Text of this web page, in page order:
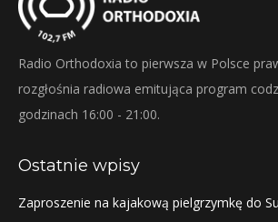
Radio Orthodoxia to pierwsza w Polsce
rozgłośnia radiowa emitująca program
godzinach 16:00 - 21:00.
Ostatnie wpisy
Zaproszenie na kajakową pielgrzymkę do